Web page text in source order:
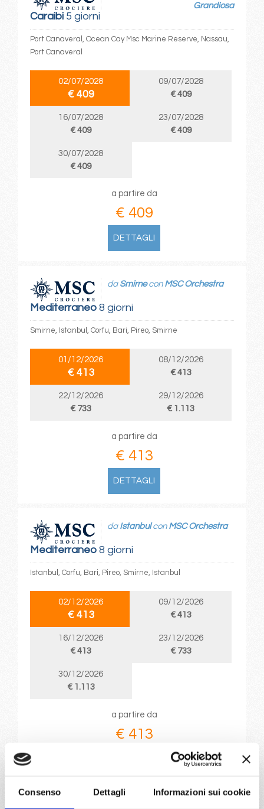
Consenso Dettagli Informazioni sui cookie
Caraibi5 giorni
Grandiosa
Port Canaveral, Ocean Cay Msc Marine Reserve, Nassau,
Port Canaveral
02/07/2028
€ 409
09/07/2028
€ 409
16/07/2028
€ 409
23/07/2028
€ 409
30/07/2028
€ 409
a partire da
€ 409
DETTAGLI
Mediterraneo8 giorni
da Smirnecon MSC Orchestra
Smirne, Istanbul, Corfu, Bari, Pireo, Smirne
01/12/2026
€ 413
08/12/2026
€ 413
22/12/2026
€ 733
29/12/2026
€ 1.113
a partire da
€ 413
DETTAGLI
Mediterraneo8 giorni
da Istanbulcon MSC Orchestra
Istanbul, Corfu, Bari, Pireo, Smirne, Istanbul
02/12/2026
€ 413
09/12/2026
€ 413
16/12/2026
€ 413
23/12/2026
€ 733
30/12/2026
€ 1.113
a partire da
€ 413